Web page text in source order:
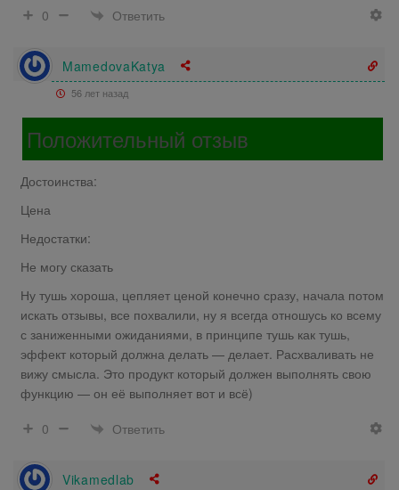
0
Ответить
MamedovaKatya
56 лет назад
Положительный отзыв
Достоинства:
Цена
Недостатки:
Не могу сказать
Ну тушь хороша, цепляет ценой конечно сразу, начала потом
искать отзывы, все похвалили, ну я всегда отношусь ко всему
с заниженными ожиданиями, в принципе тушь как тушь,
эффект который должна делать — делает. Расхваливать не
вижу смысла. Это продукт который должен выполнять свою
функцию — он её выполняет вот и всё)
0
Ответить
Vikamedlab